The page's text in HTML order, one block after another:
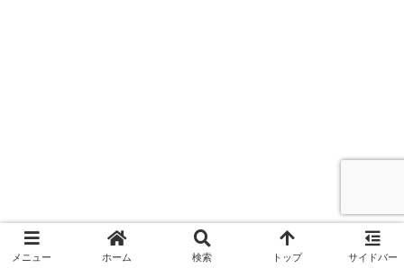
メニュー ホーム 検索 トップ サイドバー